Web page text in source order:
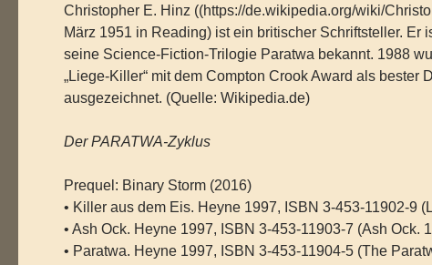
Christopher E. Hinz ((https://de.wikipedia.org/wiki/
März 1951 in Reading) ist ein britischer Schriftsteller. Er
seine Science-Fiction-Trilogie Paratwa bekannt. 1988
„Liege-Killer“ mit dem Compton Crook Award als bester
ausgezeichnet. (Quelle: Wikipedia.de)
Der PARATWA-Zyklus
Prequel: Binary Storm (2016)
• Killer aus dem Eis. Heyne 1997, ISBN 3-453-11902-9
• Ash Ock. Heyne 1997, ISBN 3-453-11903-7 (Ash Ock.
• Paratwa. Heyne 1997, ISBN 3-453-11904-5 (The